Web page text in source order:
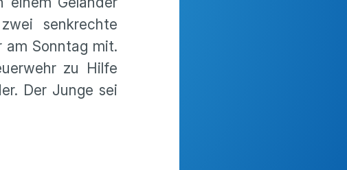
senkrechte
am Sonntag mit.
zu Hilfe
Der Junge sei